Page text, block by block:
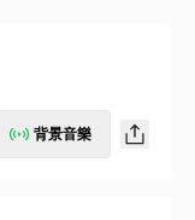
背景音樂